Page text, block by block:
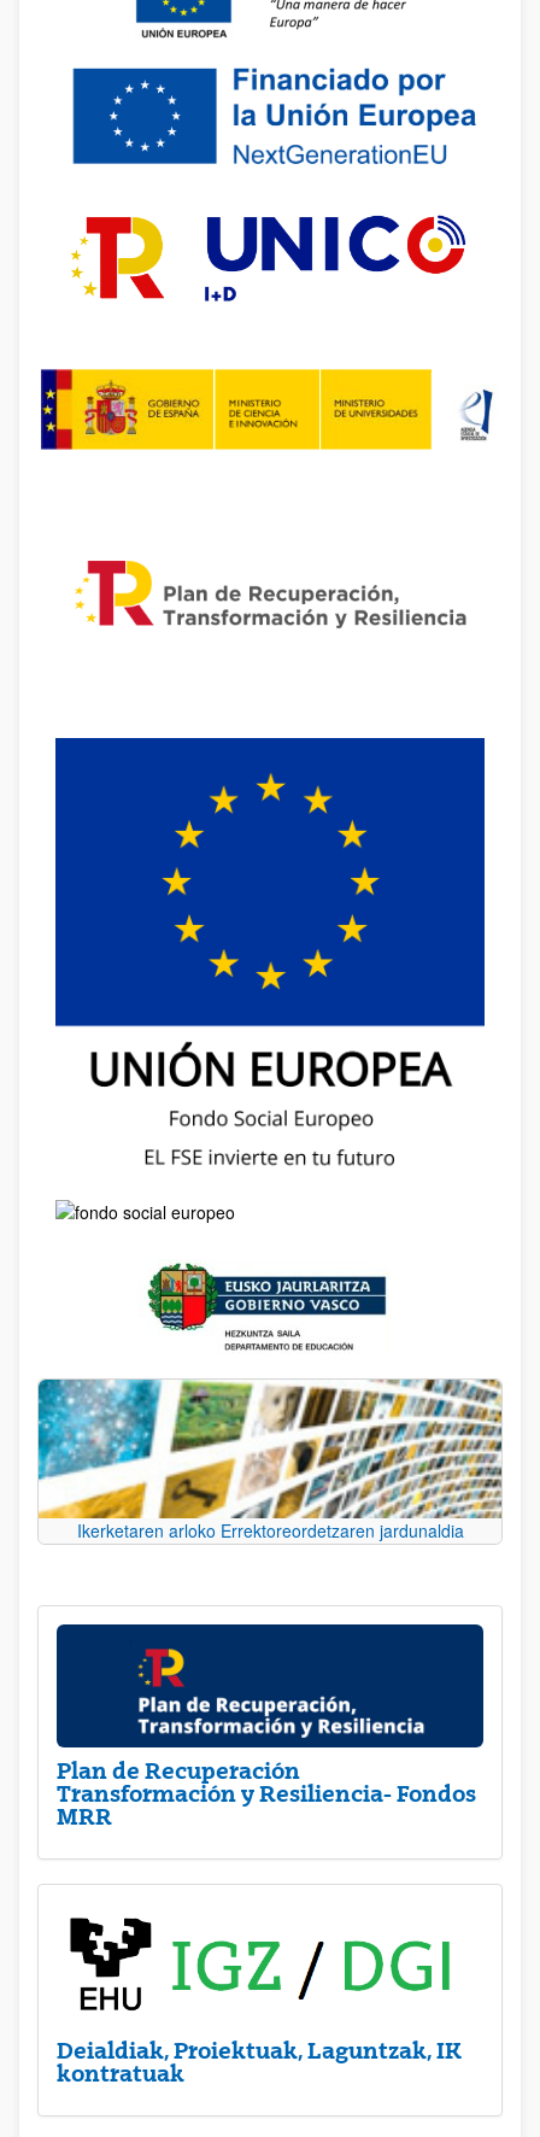
Ikerketaren arloko Errektoreordetzaren jardunaldia
Plan de Recuperación
Transformación y Resiliencia- Fondos
MRR
Deialdiak, Proiektuak, Laguntzak, IK
kontratuak